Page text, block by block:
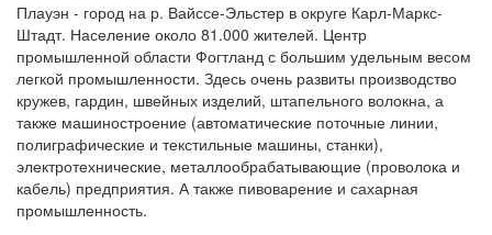
Плауэн - город на р. Вайссе-Эльстер в округе Карл-Маркс-
Штадт. Население около 81.000 жителей. Центр
промышленной области Фогтланд с большим удельным весом
легкой промышленности. Здесь очень развиты производство
кружев, гардин, швейных изделий, штапельного волокна, а
также машиностроение (автоматические поточные линии,
полиграфические и текстильные машины, станки),
электротехнические, металлообрабатывающие (проволока и
кабель) предприятия. А также пивоварение и сахарная
промышленность.